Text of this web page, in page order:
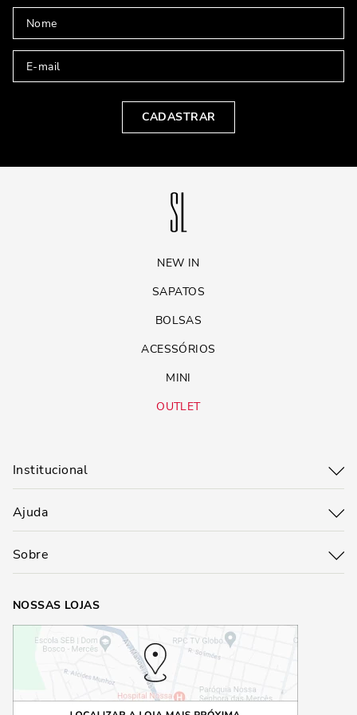
mulher. Com sua combinação de estilo, praticidade e versatilidade, ela
charme.
CADASTRAR
NEW IN
SAPATOS
BOLSAS
ACESSÓRIOS
MINI
OUTLET
Institucional
Ajuda
Sobre
NOSSAS LOJAS